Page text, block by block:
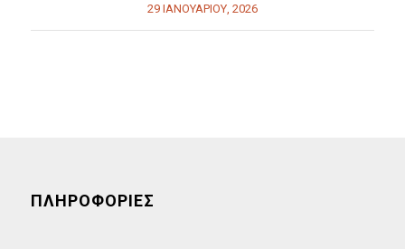
29 ΙΑΝΟΥΑΡΊΟΥ, 2026
ΠΛΗΡΟΦΟΡΙΕΣ